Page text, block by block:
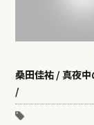
桑田佳祐 / 真夜
/